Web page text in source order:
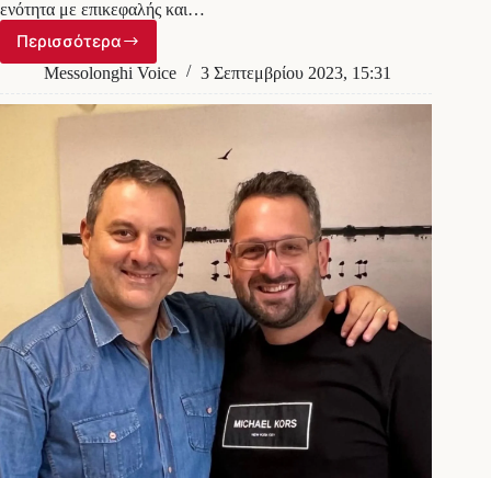
ενότητα με επικεφαλής και…
Περισσότερα
Οι
52
δημοτικοί
τον
συνδυασμό
«ΜΑΖΟΙ»
του
Σπ.
Διαμαντόπουλου
Messolonghi Voice 3 Σεπτεμβρίου 2023, 15:31